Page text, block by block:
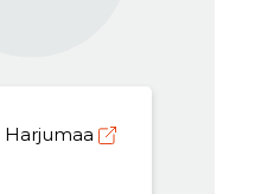
Harjumaa